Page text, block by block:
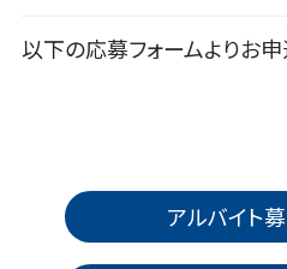
以下の応募フォームよりお申
アルバイト